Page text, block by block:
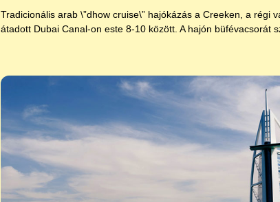
Tradicionális arab \”dhow cruise\” hajókázás a Creeken, a
átadott Dubai Canal-on este 8-10 között. A hajón büfévacsorát